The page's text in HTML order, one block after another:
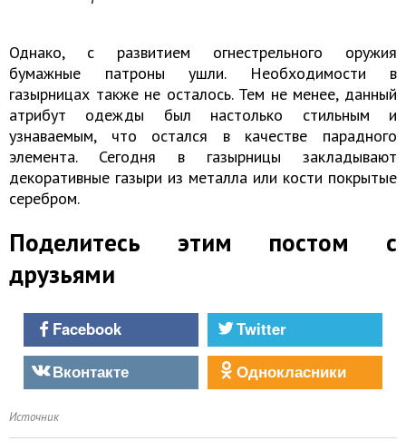
Однако, с развитием огнестрельного оружия
бумажные патроны ушли. Необходимости в
газырницах также не осталось. Тем не менее, данный
атрибут одежды был настолько стильным и
узнаваемым, что остался в качестве парадного
элемента. Сегодня в газырницы закладывают
декоративные газыри из металла или кости покрытые
серебром.
Поделитесь этим постом с
друзьями
Facebook
Twitter
Вконтакте
Однокласники
Источник